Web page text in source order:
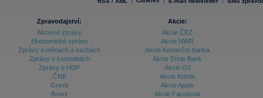
Zpravodajství:
Akciové zprávy
Ekonomické zprávy
Zprávy o měnách a sazbách
Zprávy o komoditách
Zprávy o HDP
ČNB
Grexit
Brexit
Akcie:
Akcie ČEZ
Akcie NWR
Akcie Komerční banka
Akcie Erste Bank
Akcie O2
Akcie Kofola
Akcie Apple
Akcie Facebook